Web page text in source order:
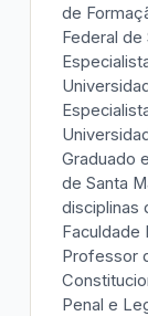
de
Federal de
Graduado
de Santa
disciplinas
Faculdade
Professor
Penal e